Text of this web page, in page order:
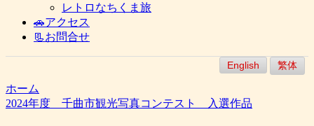
レトロなちくま旅
🚗アクセス
📃お問合せ
English 繁体
ホーム
2024年度 千曲市観光写真コンテスト 入選作品